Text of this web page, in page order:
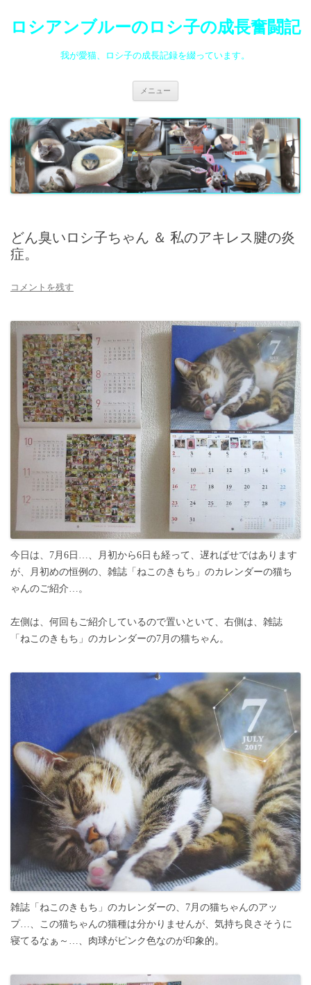
ロシアンブルーのロシ子の成長奮闘記
我が愛猫、ロシ子の成長記録を綴っています。
メニュー
ツ
へ
ス
キ
ッ
プ
どん臭いロシ子ちゃん ＆ 私のアキレス腱の炎
症。
コメントを残す
今日は、7月6日…、月初から6日も経って、遅ればせではあります
が、月初めの恒例の、雑誌「ねこのきもち」のカレンダーの猫ち
ゃんのご紹介…。
左側は、何回もご紹介しているので置いといて、右側は、雑誌
「ねこのきもち」のカレンダーの7月の猫ちゃん。
雑誌「ねこのきもち」のカレンダーの、7月の猫ちゃんのアッ
プ…、この猫ちゃんの猫種は分かりませんが、気持ち良さそうに
寝てるなぁ～…、肉球がピンク色なのが印象的。